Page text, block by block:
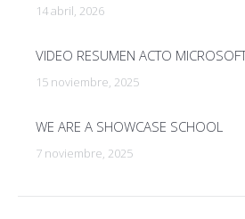
14 abril, 2026
VIDEO RESUMEN ACTO
15 noviembre, 2025
WE ARE A SHOWCASE SCHOOL
7 noviembre, 2025